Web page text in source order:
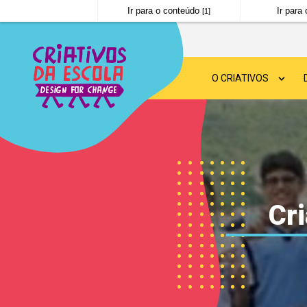
Ir para o conteúdo[1] Ir para
O CRIATIVOS
DESIGN FOR CHANGE
NOTÍCIAS
PERGUNTAS
POLÍTICA DE